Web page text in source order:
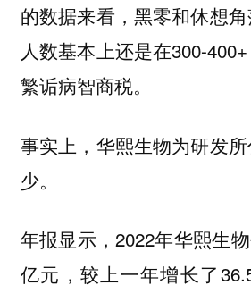
的数据来看，黑零和休想
人数基本上还是在300-
繁诟病智商税。
事实上，华熙生物为研发
少。
年报显示，2022年华熙生
亿元，较上一年增长了